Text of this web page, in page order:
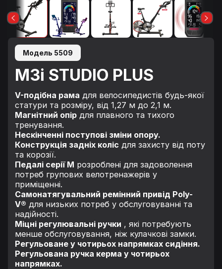
Модель 5509
M3i STUDIO PLUS
V-подібна рама для велосипедистів будь-якої
статури та розміру, від 1,27 м до 2,1 м.
Магнітний опір для плавного та тихого
тренування.
Нескінченні поступові зміни опору.
Конструкція задніх коліс для захисту від поту
та корозії.
Педалі серії M розроблені для задоволення
потреб групових велотренажерів у
приміщенні.
Самонатягувальний ремінний привід Poly-
V® для низьких потреб у обслуговуванні та
надійності.
Міцні регулювальні ручки , які потребують
менше обслуговування, ніж кулачкові замки.
Регульоване у чотирьох напрямках сидіння.
Регульована ручка керма у чотирьох
напрямках.